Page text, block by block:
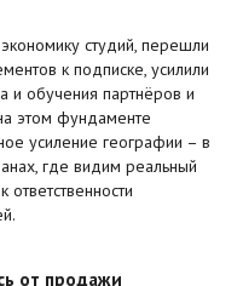
студий, перешли
к подписке, усилили
и обучения партнёров и
этом фундаменте
усиление географии – в
где видим реальный
ответственности
от продажи